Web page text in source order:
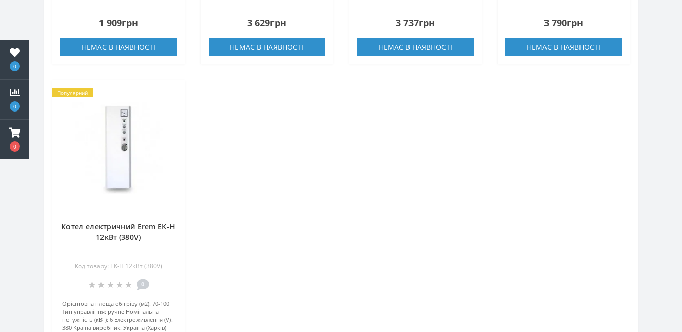
0
0
0
1 909грн
НЕМАЄ В НАЯВНОСТІ
3 629грн
НЕМАЄ В НАЯВНОСТІ
3 737грн
НЕМАЄ В НАЯВНОСТІ
3 790грн
НЕМАЄ В НАЯВНОСТІ
Популярний
Котел електричний Erem EK-H
12кВт (380V)
Код товару: EK-H 12кВт (380V)
0
Орієнтовна площа обігріву (м2): 70-100
Тип управління: ручне Номінальна
потужність (кВт): 6 Електроживлення (V):
380 Країна виробник: Україна (Харків)